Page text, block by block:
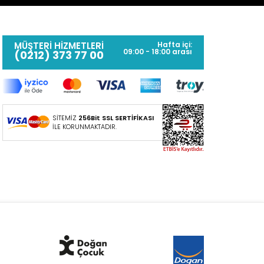
MÜŞTERİ HİZMETLERİ
(0212) 373 77 00
Hafta içi:
09:00 - 18:00 arası
SİTEMİZ 256Bit SSL SERTİFİKASI
İLE KORUNMAKTADIR.